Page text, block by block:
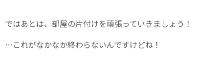
ではあとは、部屋の片付けを頑張っていきましょう！
…これがなかなか終わらないんですけどね！